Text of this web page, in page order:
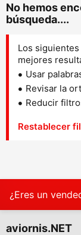
No hemos
búsqueda....
Los
mejores
Usar
Revisar la
Reducir
Restablecer
¿Eres un
aviornis.NET